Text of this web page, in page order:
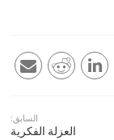
السابق:
العزلة الفكرية